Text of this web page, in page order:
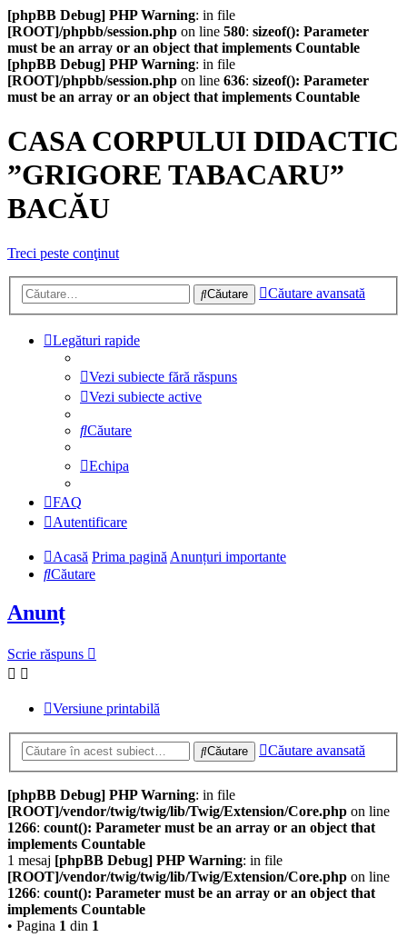
[phpBB Debug] PHP Warning: in file
[ROOT]/phpbb/session.php on line 580: sizeof(): Parameter
must be an array or an object that implements Countable
[phpBB Debug] PHP Warning: in file
[ROOT]/phpbb/session.php on line 636: sizeof(): Parameter
must be an array or an object that implements Countable
CASA CORPULUI DIDACTIC
”GRIGORE TABACARU”
BACĂU
Treci peste conţinut
Căutare Căutare avansată
Legături rapide
Vezi subiecte fără răspuns
Vezi subiecte active
Căutare
Echipa
FAQ
Autentificare
Acasă Prima paginăAnunțuri importante
Căutare
Anunț
Scrie răspuns
Versiune printabilă
Căutare Căutare avansată
[phpBB Debug] PHP Warning: in file
[ROOT]/vendor/twig/twig/lib/Twig/Extension/Core.php on line
1266: count(): Parameter must be an array or an object that
implements Countable
1 mesaj [phpBB Debug] PHP Warning: in file
[ROOT]/vendor/twig/twig/lib/Twig/Extension/Core.php on line
1266: count(): Parameter must be an array or an object that
implements Countable
• Pagina 1 din 1